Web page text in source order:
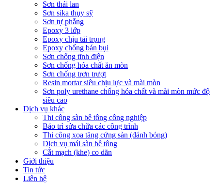
Sơn thái lan
Sơn sika thụy sỹ
Sơn tự phẳng
Epoxy 3 lớp
Epoxy chịu tải trọng
Epoxy chống bán bụi
Sơn chống tĩnh điện
Sơn chống hóa chất ăn mòn
Sơn chống trơn trượt
Resin mortar siêu chịu lực và mài mòn
Sơn poly urethane chống hóa chất và mài mòn mức độ
siêu cao
Dịch vụ khác
Thi công sàn bê tông công nghiệp
Bảo trì sửa chữa các công trình
Thi công xoa tăng cứng sàn (đánh bóng)
Dịch vụ mái sàn bê tông
Cắt mạch (khe) co dãn
Giới thiệu
Tin tức
Liên hệ